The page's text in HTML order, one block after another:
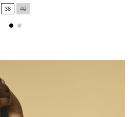
38 40